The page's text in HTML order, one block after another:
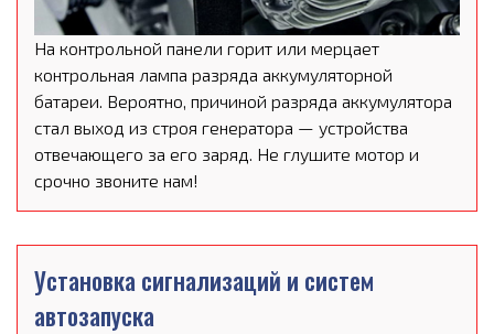
На контрольной панели горит или мерцает
контрольная лампа разряда аккумуляторной
батареи. Вероятно, причиной разряда аккумулятора
стал выход из строя генератора — устройства
отвечающего за его заряд. Не глушите мотор и
срочно звоните нам!
Установка сигнализаций и систем
автозапуска